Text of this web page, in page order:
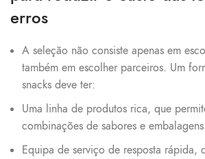
erros
A seleção não consiste apenas em
também em escolher parceiros. Um
snacks deve ter:
Uma linha de produtos rica, que
combinações de sabores e embalagens
Equipa de serviço de resposta rápida,